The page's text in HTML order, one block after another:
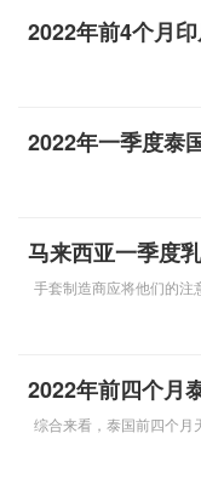
2022年前4个月
2022年一季度泰
马来西亚一季度
手套制造商应将他们的注
2022年前四个月
综合来看，泰国前四个